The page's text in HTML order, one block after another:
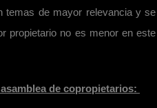
temas de mayor relevancia y se
propietario no es menor en este
de copropietarios: